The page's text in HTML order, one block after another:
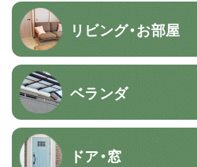
リビング・お部屋
ベランダ
ドア・窓